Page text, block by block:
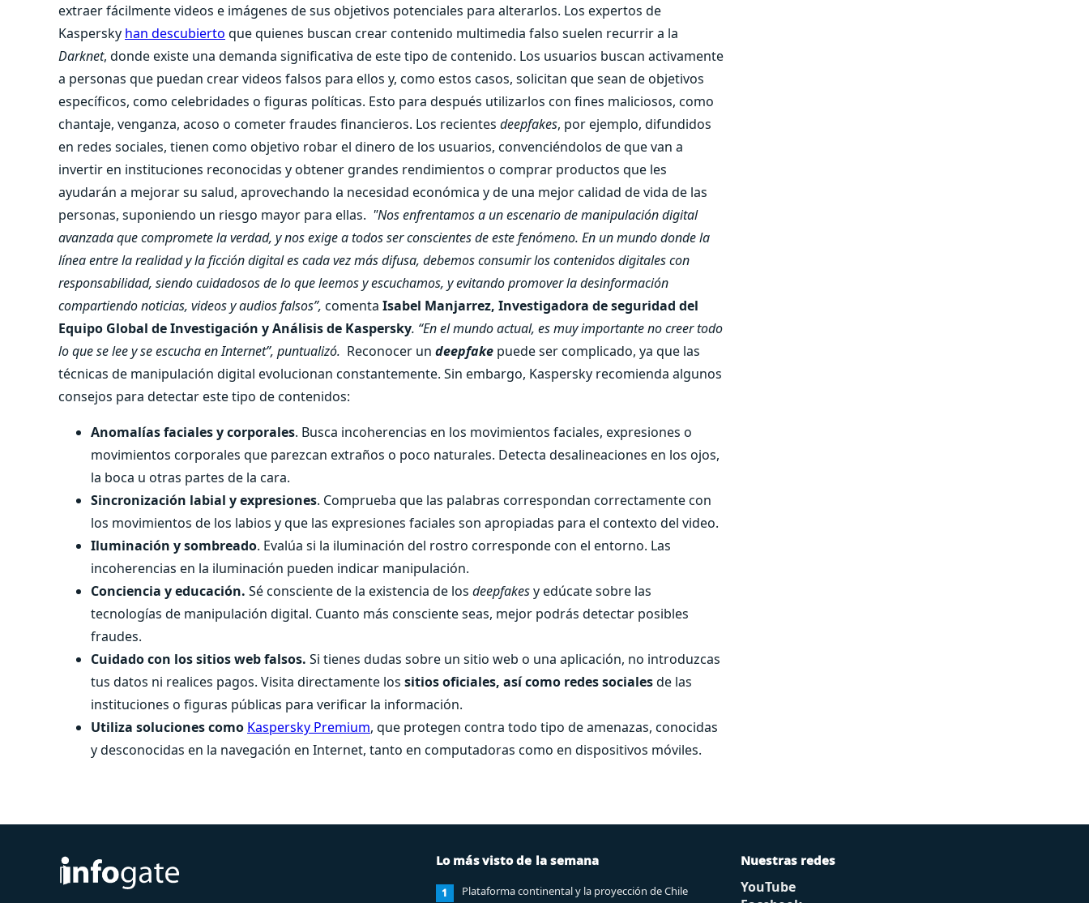
extraer fácilmente videos e imágenes de sus objetivos potenciales para alterarlos. Los expertos de
Kaspersky han descubierto que quienes buscan crear contenido multimedia falso suelen recurrir a la
Darknet, donde existe una demanda significativa de este tipo de contenido. Los usuarios buscan activamente
a personas que puedan crear videos falsos para ellos y, como estos casos, solicitan que sean de objetivos
específicos, como celebridades o figuras políticas. Esto para después utilizarlos con fines maliciosos, como
chantaje, venganza, acoso o cometer fraudes financieros. Los recientes deepfakes, por ejemplo, difundidos
en redes sociales, tienen como objetivo robar el dinero de los usuarios, convenciéndolos de que van a
invertir en instituciones reconocidas y obtener grandes rendimientos o comprar productos que les
ayudarán a mejorar su salud, aprovechando la necesidad económica y de una mejor calidad de vida de las
personas, suponiendo un riesgo mayor para ellas. "Nos enfrentamos a un escenario de manipulación digital
avanzada que compromete la verdad, y nos exige a todos ser conscientes de este fenómeno. En un mundo donde la
línea entre la realidad y la ficción digital es cada vez más difusa, debemos consumir los contenidos digitales con
responsabilidad, siendo cuidadosos de lo que leemos y escuchamos, y evitando promover la desinformación
compartiendo noticias, videos y audios falsos”, comenta Isabel Manjarrez, Investigadora de seguridad del
Equipo Global de Investigación y Análisis de Kaspersky. “En el mundo actual, es muy importante no creer todo
lo que se lee y se escucha en Internet”, puntualizó. Reconocer un deepfake puede ser complicado, ya que las
técnicas de manipulación digital evolucionan constantemente. Sin embargo, Kaspersky recomienda algunos
consejos para detectar este tipo de contenidos:
Anomalías faciales y corporales. Busca incoherencias en los movimientos faciales, expresiones o
movimientos corporales que parezcan extraños o poco naturales. Detecta desalineaciones en los ojos,
la boca u otras partes de la cara.
Sincronización labial y expresiones. Comprueba que las palabras correspondan correctamente con
los movimientos de los labios y que las expresiones faciales son apropiadas para el contexto del video.
Iluminación y sombreado. Evalúa si la iluminación del rostro corresponde con el entorno. Las
incoherencias en la iluminación pueden indicar manipulación.
Conciencia y educación. Sé consciente de la existencia de los deepfakesy edúcate sobre las
tecnologías de manipulación digital. Cuanto más consciente seas, mejor podrás detectar posibles
fraudes.
Cuidado con los sitios web falsos. Si tienes dudas sobre un sitio web o una aplicación, no introduzcas
tus datos ni realices pagos. Visita directamente los sitios oficiales, así como redes socialesde las
instituciones o figuras públicas para verificar la información.
Utiliza soluciones como Kaspersky Premium, que protegen contra todo tipo de amenazas, conocidas
y desconocidas en la navegación en Internet, tanto en computadoras como en dispositivos móviles.
Lo más visto de la semana
1 Plataforma continental y la proyección de Chile
Nuestras redes
YouTube